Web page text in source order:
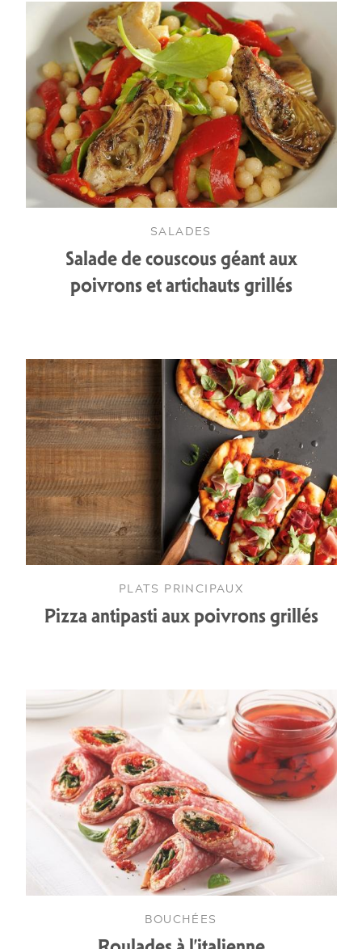
SALADES
Salade de couscous géant aux
poivrons et artichauts grillés
PLATS PRINCIPAUX
Pizza antipasti aux poivrons grillés
BOUCHÉES